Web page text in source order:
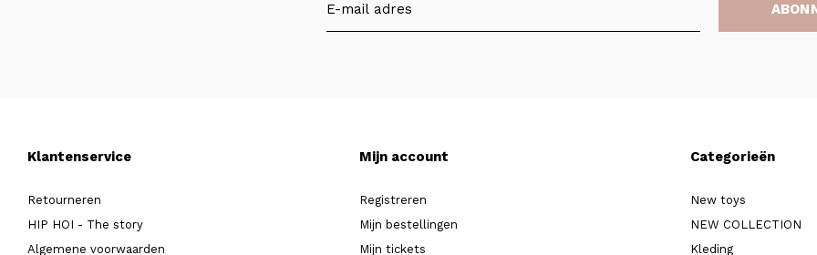
Klantenservice
Retourneren
HIP HOI - The story
Algemene voorwaarden
Mijn account
Registreren
Mijn bestellingen
Mijn tickets
Categorieën
New toys
NEW COLLECTION
Kleding